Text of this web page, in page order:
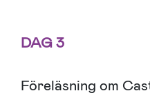
DAG 3
Föreläsning om